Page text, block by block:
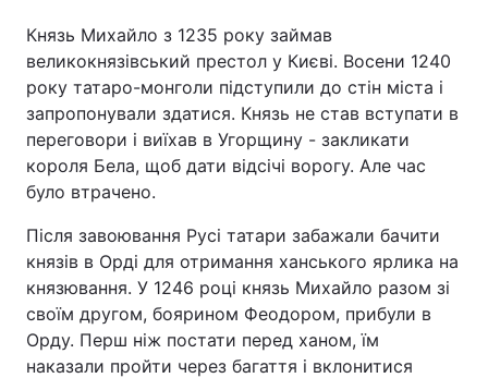
Князь Михайло з 1235 року займав
великокнязівський престол у Києві. Восени 1240
року татаро-монголи підступили до стін міста і
запропонували здатися. Князь не став вступати в
переговори і виїхав в Угорщину - закликати
короля Бела, щоб дати відсічі ворогу. Але час
було втрачено.
Після завоювання Русі татари забажали бачити
князів в Орді для отримання ханського ярлика на
князювання. У 1246 році князь Михайло разом зі
своїм другом, боярином Феодором, прибули в
Орду. Перш ніж постати перед ханом, їм
наказали пройти через багаття і вклонитися